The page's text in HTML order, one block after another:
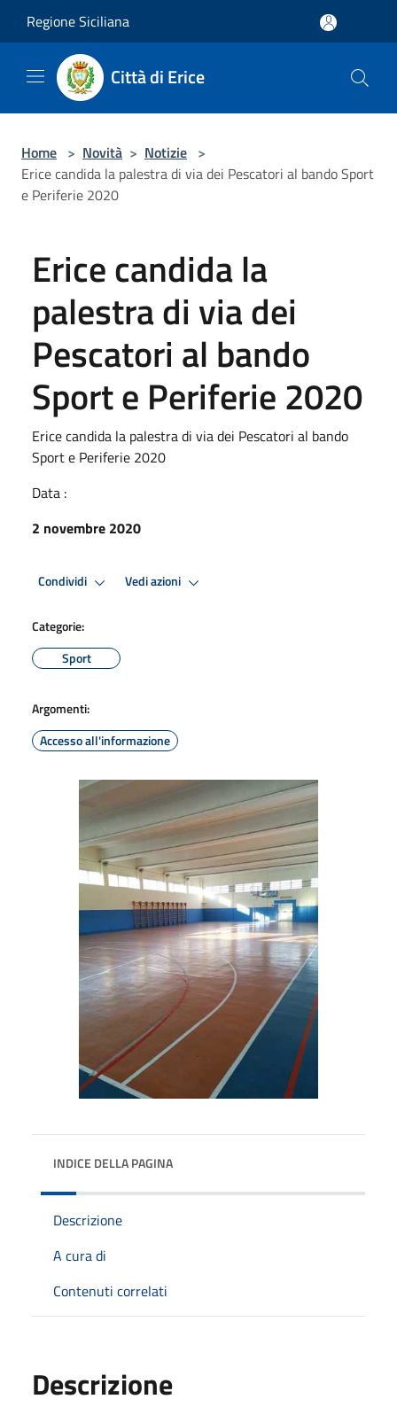
Regione Siciliana
Città di Erice
Home > Novità > Notizie >
Erice candida la palestra di via dei Pescatori al bando Sport
e Periferie 2020
Erice candida la
palestra di via dei
Pescatori al bando
Sport e Periferie 2020
Erice candida la palestra di via dei Pescatori al bando
Sport e Periferie 2020
Data :
2 novembre 2020
Condividi Vedi azioni
Categorie:
Sport
Argomenti:
Accesso all'informazione
INDICE DELLA PAGINA
Descrizione
A cura di
Contenuti correlati
Descrizione